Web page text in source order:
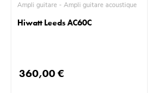
Ampli guitare - Ampli guitare acoustique
Hiwatt Leeds AC60C
360,00 €